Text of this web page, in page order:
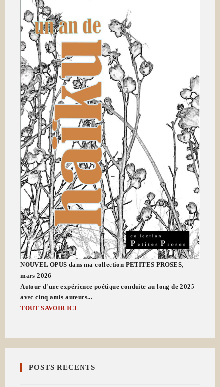
NOUVEL OPUS dans ma collection PETITES PROSES,
mars 2026
Autour d'une expérience poétique conduite au long de 2025
avec cinq amis auteurs...
TOUT SAVOIR ICI
POSTS RECENTS